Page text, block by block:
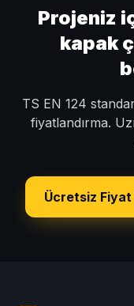
Projeniz
kapak
TS EN 124
fiyatlandırma.
Ücretsiz